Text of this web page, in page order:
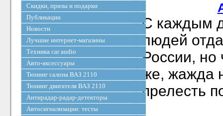
Скидки, призы и подарки
Публикации
Новости
Лучшие интернет-магазины
Техника car audio
Авто-аксессуары
Тюнинг салона ВАЗ 2110
Тюнинг двигателя ВАЗ 2110
Антирадар-радар-детекторы
Автосигнализации: тесты
С каждым
людей
России, но
же, жажда
прелесть